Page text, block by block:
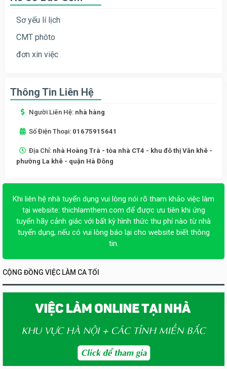
Sơ yếu lí lịch
CMT phôto
đơn xin việc
Thông Tin Liên Hệ
Người Liên Hệ: nhà hàng
Số Điện Thoại: 01675915641
Địa Chỉ: nhà Hoàng Trà - tòa nhà CT4 - khu đô thị Văn khê -
phường La khê - quận Hà Đông
Khi liên hệ nhà tuyển dụng vui lòng nói rõ tham khảo việc làm
tại website: thichlamthem.com để được ưu tiên khi ứng
tuyển hãy cảnh giác với bất kỳ hình thức thu phí nào từ nhà
tuyển dụng, nếu có vui lòng báo lại cho website biết thông
tin.
CỘNG ĐỒNG VIỆC LÀM CA TỐI